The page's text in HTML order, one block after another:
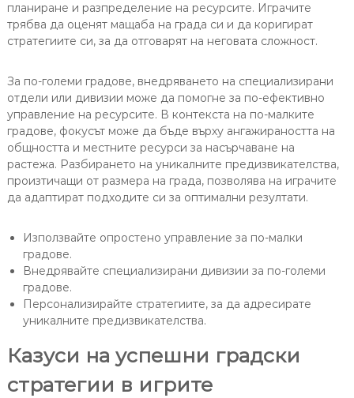
планиране и разпределение на ресурсите. Играчите
трябва да оценят мащаба на града си и да коригират
стратегиите си, за да отговарят на неговата сложност.
За по-големи градове, внедряването на специализирани
отдели или дивизии може да помогне за по-ефективно
управление на ресурсите. В контекста на по-малките
градове, фокусът може да бъде върху ангажираността на
общността и местните ресурси за насърчаване на
растежа. Разбирането на уникалните предизвикателства,
произтичащи от размера на града, позволява на играчите
да адаптират подходите си за оптимални резултати.
Използвайте опростено управление за по-малки
градове.
Внедрявайте специализирани дивизии за по-големи
градове.
Персонализирайте стратегиите, за да адресирате
уникалните предизвикателства.
Казуси на успешни градски
стратегии в игрите